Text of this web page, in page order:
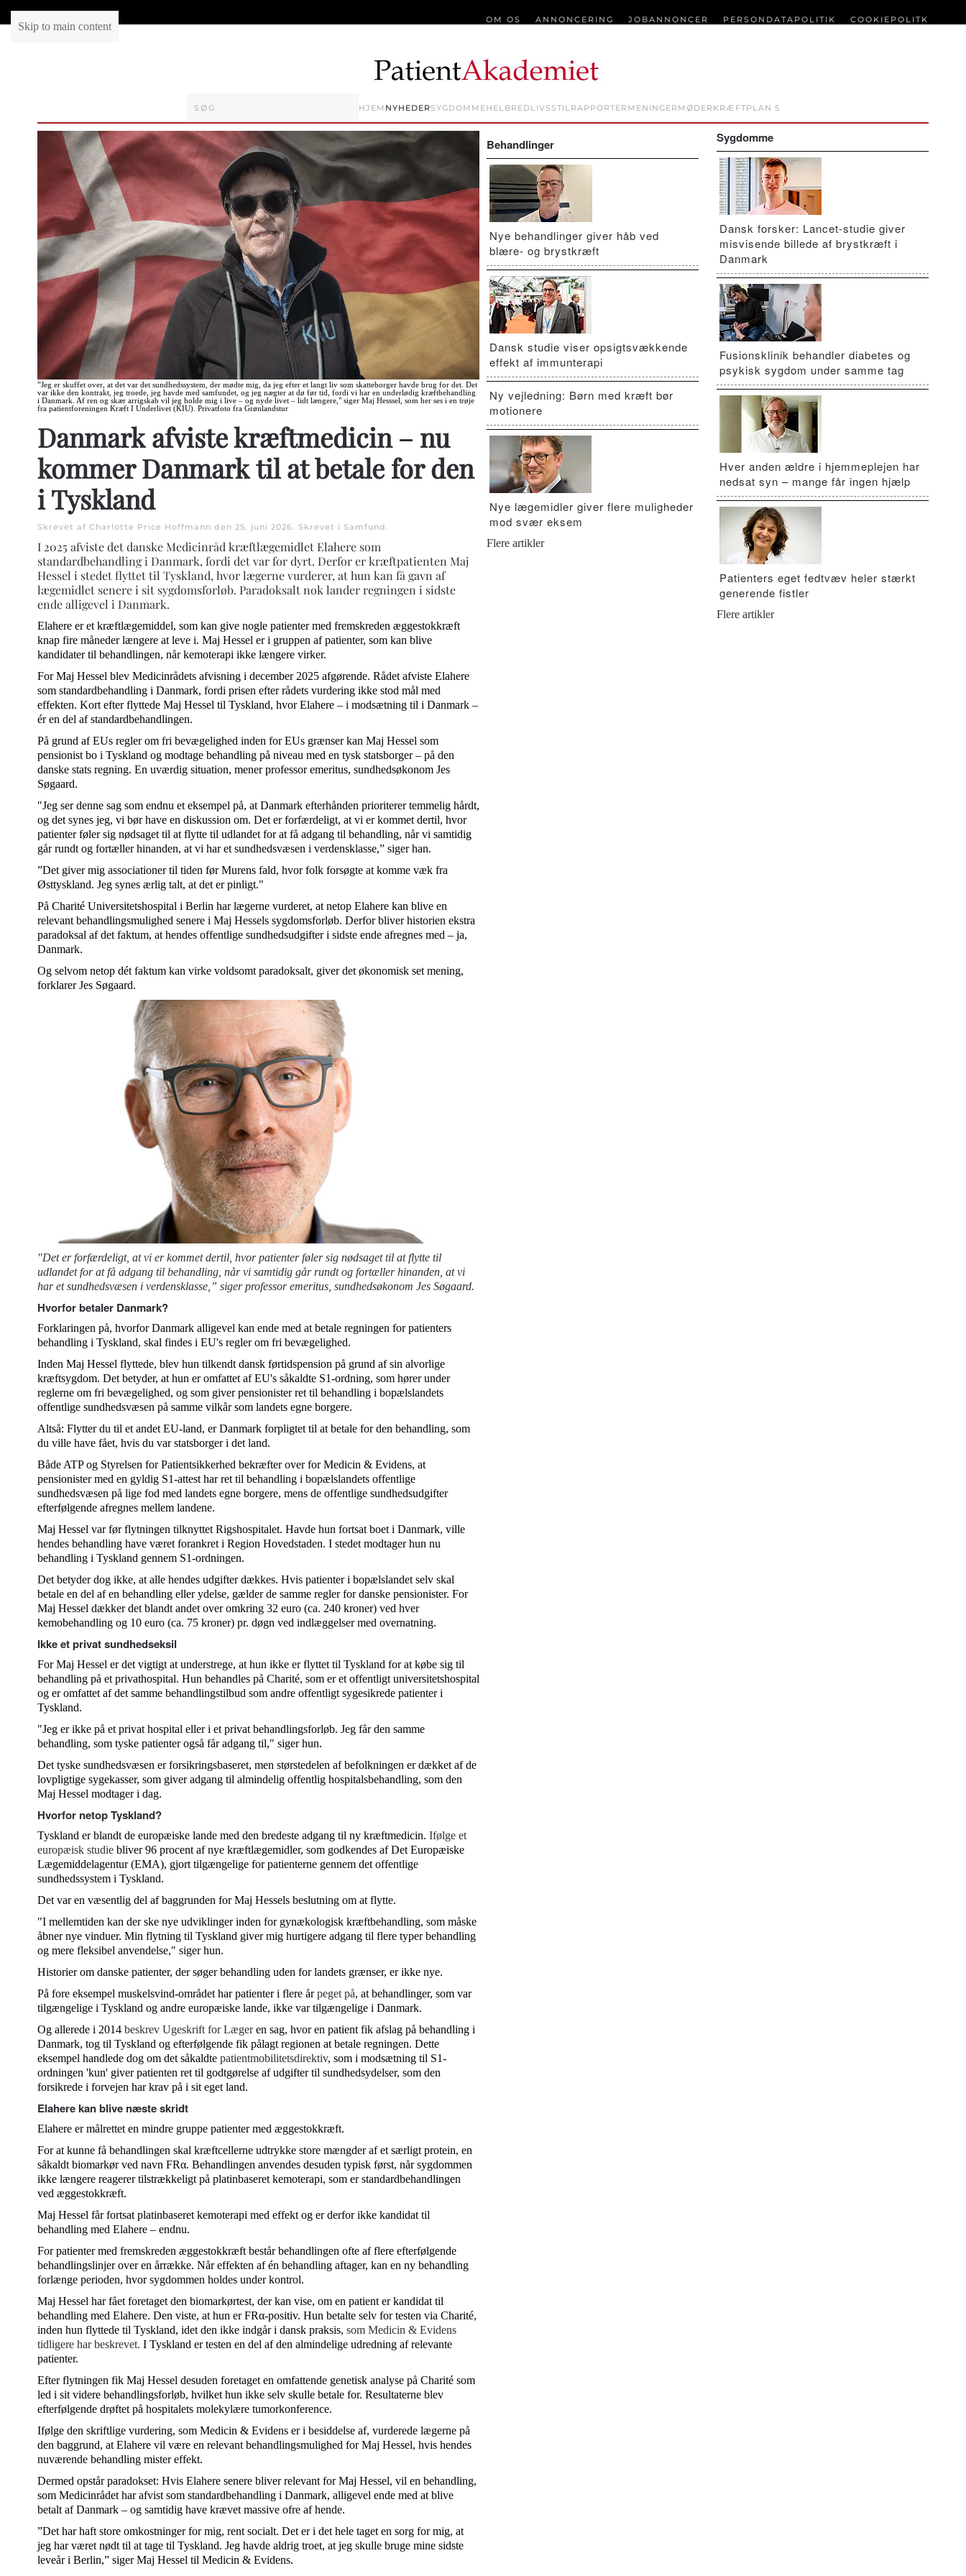
Skip to main content
OM OS ANNONCERING JOBANNONCER PERSONDATAPOLITIK COOKIEPOLITK
HJEM NYHEDERSYGDOMMEHELBREDLIVSSTILRAPPORTER MENINGER MØDER KRÆFTPLAN 5
”Jeg er skuffet over, at det var det sundhedssystem, der mødte mig, da jeg efter et langt liv som skatteborger havde brug for det. Det
var ikke den kontrakt, jeg troede, jeg havde med samfundet, og jeg nægter at dø før tid, fordi vi har en underlødig kræftbehandling
i Danmark. Af ren og skær arrigskab vil jeg holde mig i live – og nyde livet – lidt længere," siger Maj Hesssel, som her ses i en trøje
fra patientforeningen Kræft I Underlivet (KIU). Privatfoto fra Grønlandstur
Danmark afviste kræftmedicin – nu
kommer Danmark til at betale for den
i Tyskland
Skrevet af Charlotte Price Hoffmann den 25. juni 2026. Skrevet i Samfund.
I 2025 afviste det danske Medicinråd kræftlægemidlet Elahere som
standardbehandling i Danmark, fordi det var for dyrt. Derfor er kræftpatienten Maj
Hessel i stedet flyttet til Tyskland, hvor lægerne vurderer, at hun kan få gavn af
lægemidlet senere i sit sygdomsforløb. Paradoksalt nok lander regningen i sidste
ende alligevel i Danmark.
Elahere er et kræftlægemiddel, som kan give nogle patienter med fremskreden æggestokkræft
knap fire måneder længere at leve i. Maj Hessel er i gruppen af patienter, som kan blive
kandidater til behandlingen, når kemoterapi ikke længere virker.
For Maj Hessel blev Medicinrådets afvisning i december 2025 afgørende. Rådet afviste Elahere
som standardbehandling i Danmark, fordi prisen efter rådets vurdering ikke stod mål med
effekten. Kort efter flyttede Maj Hessel til Tyskland, hvor Elahere – i modsætning til i Danmark –
ér en del af standardbehandlingen.
På grund af EUs regler om fri bevægelighed inden for EUs grænser kan Maj Hessel som
pensionist bo i Tyskland og modtage behandling på niveau med en tysk statsborger – på den
danske stats regning. En uværdig situation, mener professor emeritus, sundhedsøkonom Jes
Søgaard.
"Jeg ser denne sag som endnu et eksempel på, at Danmark efterhånden prioriterer temmelig hårdt,
og det synes jeg, vi bør have en diskussion om. Det er forfærdeligt, at vi er kommet dertil, hvor
patienter føler sig nødsaget til at flytte til udlandet for at få adgang til behandling, når vi samtidig
går rundt og fortæller hinanden, at vi har et sundhedsvæsen i verdensklasse,” siger han.
”Det giver mig associationer til tiden før Murens fald, hvor folk forsøgte at komme væk fra
Østtyskland. Jeg synes ærlig talt, at det er pinligt."
På Charité Universitetshospital i Berlin har lægerne vurderet, at netop Elahere kan blive en
relevant behandlingsmulighed senere i Maj Hessels sygdomsforløb. Derfor bliver historien ekstra
paradoksal af det faktum, at hendes offentlige sundhedsudgifter i sidste ende afregnes med – ja,
Danmark.
Og selvom netop dét faktum kan virke voldsomt paradoksalt, giver det økonomisk set mening,
forklarer Jes Søgaard.
"Det er forfærdeligt, at vi er kommet dertil, hvor patienter føler sig nødsaget til at flytte til
udlandet for at få adgang til behandling, når vi samtidig går rundt og fortæller hinanden, at vi
har et sundhedsvæsen i verdensklasse,” siger professor emeritus, sundhedsøkonom Jes Søgaard.
Hvorfor betaler Danmark?
Forklaringen på, hvorfor Danmark alligevel kan ende med at betale regningen for patienters
behandling i Tyskland, skal findes i EU's regler om fri bevægelighed.
Inden Maj Hessel flyttede, blev hun tilkendt dansk førtidspension på grund af sin alvorlige
kræftsygdom. Det betyder, at hun er omfattet af EU's såkaldte S1-ordning, som hører under
reglerne om fri bevægelighed, og som giver pensionister ret til behandling i bopælslandets
offentlige sundhedsvæsen på samme vilkår som landets egne borgere.
Altså: Flytter du til et andet EU-land, er Danmark forpligtet til at betale for den behandling, som
du ville have fået, hvis du var statsborger i det land.
Både ATP og Styrelsen for Patientsikkerhed bekræfter over for Medicin & Evidens, at
pensionister med en gyldig S1-attest har ret til behandling i bopælslandets offentlige
sundhedsvæsen på lige fod med landets egne borgere, mens de offentlige sundhedsudgifter
efterfølgende afregnes mellem landene.
Maj Hessel var før flytningen tilknyttet Rigshospitalet. Havde hun fortsat boet i Danmark, ville
hendes behandling have været forankret i Region Hovedstaden. I stedet modtager hun nu
behandling i Tyskland gennem S1-ordningen.
Det betyder dog ikke, at alle hendes udgifter dækkes. Hvis patienter i bopælslandet selv skal
betale en del af en behandling eller ydelse, gælder de samme regler for danske pensionister. For
Maj Hessel dækker det blandt andet over omkring 32 euro (ca. 240 kroner) ved hver
kemobehandling og 10 euro (ca. 75 kroner) pr. døgn ved indlæggelser med overnatning.
Ikke et privat sundhedseksil
For Maj Hessel er det vigtigt at understrege, at hun ikke er flyttet til Tyskland for at købe sig til
behandling på et privathospital. Hun behandles på Charité, som er et offentligt universitetshospital
og er omfattet af det samme behandlingstilbud som andre offentligt sygesikrede patienter i
Tyskland.
"Jeg er ikke på et privat hospital eller i et privat behandlingsforløb. Jeg får den samme
behandling, som tyske patienter også får adgang til," siger hun.
Det tyske sundhedsvæsen er forsikringsbaseret, men størstedelen af befolkningen er dækket af de
lovpligtige sygekasser, som giver adgang til almindelig offentlig hospitalsbehandling, som den
Maj Hessel modtager i dag.
Hvorfor netop Tyskland?
Tyskland er blandt de europæiske lande med den bredeste adgang til ny kræftmedicin. Ifølge et
europæisk studie bliver 96 procent af nye kræftlægemidler, som godkendes af Det Europæiske
Lægemiddelagentur (EMA), gjort tilgængelige for patienterne gennem det offentlige
sundhedssystem i Tyskland.
Det var en væsentlig del af baggrunden for Maj Hessels beslutning om at flytte.
"I mellemtiden kan der ske nye udviklinger inden for gynækologisk kræftbehandling, som måske
åbner nye vinduer. Min flytning til Tyskland giver mig hurtigere adgang til flere typer behandling
og mere fleksibel anvendelse," siger hun.
Historier om danske patienter, der søger behandling uden for landets grænser, er ikke nye.
På fore eksempel muskelsvind-området har patienter i flere årpeget på, at behandlinger, som var
tilgængelige i Tyskland og andre europæiske lande, ikke var tilgængelige i Danmark.
Og allerede i 2014 beskrev Ugeskrift for Lægeren sag, hvor en patient fik afslag på behandling i
Danmark, tog til Tyskland og efterfølgende fik pålagt regionen at betale regningen. Dette
eksempel handlede dog om det såkaldte patientmobilitetsdirektiv, som i modsætning til S1-
ordningen 'kun' giver patienten ret til godtgørelse af udgifter til sundhedsydelser, som den
forsikrede i forvejen har krav på i sit eget land.
Elahere kan blive næste skridt
Elahere er målrettet en mindre gruppe patienter med æggestokkræft.
For at kunne få behandlingen skal kræftcellerne udtrykke store mængder af et særligt protein, en
såkaldt biomarkør ved navn FRα. Behandlingen anvendes desuden typisk først, når sygdommen
ikke længere reagerer tilstrækkeligt på platinbaseret kemoterapi, som er standardbehandlingen
ved æggestokkræft.
Maj Hessel får fortsat platinbaseret kemoterapi med effekt og er derfor ikke kandidat til
behandling med Elahere – endnu.
For patienter med fremskreden æggestokkræft består behandlingen ofte af flere efterfølgende
behandlingslinjer over en årrække. Når effekten af én behandling aftager, kan en ny behandling
forlænge perioden, hvor sygdommen holdes under kontrol.
Maj Hessel har fået foretaget den biomarkørtest, der kan vise, om en patient er kandidat til
behandling med Elahere. Den viste, at hun er FRα-positiv. Hun betalte selv for testen via Charité,
inden hun flyttede til Tyskland, idet den ikke indgår i dansk praksis, som Medicin & Evidens
tidligere har beskrevet. I Tyskland er testen en del af den almindelige udredning af relevante
patienter.
Efter flytningen fik Maj Hessel desuden foretaget en omfattende genetisk analyse på Charité som
led i sit videre behandlingsforløb, hvilket hun ikke selv skulle betale for. Resultaterne blev
efterfølgende drøftet på hospitalets molekylære tumorkonference.
Ifølge den skriftlige vurdering, som Medicin & Evidens er i besiddelse af, vurderede lægerne på
den baggrund, at Elahere vil være en relevant behandlingsmulighed for Maj Hessel, hvis hendes
nuværende behandling mister effekt.
Dermed opstår paradokset: Hvis Elahere senere bliver relevant for Maj Hessel, vil en behandling,
som Medicinrådet har afvist som standardbehandling i Danmark, alligevel ende med at blive
betalt af Danmark – og samtidig have krævet massive ofre af hende.
”Det har haft store omkostninger for mig, rent socialt. Det er i det hele taget en sorg for mig, at
jeg har været nødt til at tage til Tyskland. Jeg havde aldrig troet, at jeg skulle bruge mine sidste
leveår i Berlin,” siger Maj Hessel til Medicin & Evidens.
Behandlinger
Nye behandlinger giver håb ved
blære- og brystkræft
Dansk studie viser opsigtsvækkende
effekt af immunterapi
Ny vejledning: Børn med kræft bør
motionere
Nye lægemidler giver flere muligheder
mod svær eksem
Flere artikler
Sygdomme
Dansk forsker: Lancet-studie giver
misvisende billede af brystkræft i
Danmark
Fusionsklinik behandler diabetes og
psykisk sygdom under samme tag
Hver anden ældre i hjemmeplejen har
nedsat syn – mange får ingen hjælp
Patienters eget fedtvæv heler stærkt
generende fistler
Flere artikler